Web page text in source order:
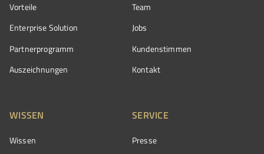
Vorteile
Enterprise Solution
Partnerprogramm
Auszeichnungen
Team
Jobs
Kundenstimmen
Kontakt
WISSEN
Wissen
SERVICE
Presse